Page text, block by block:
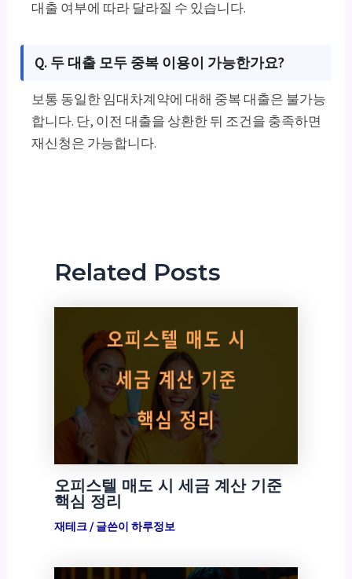
대출 여부에 따라 달라질 수 있습니다.
Q. 두 대출 모두 중복 이용이 가능한가요?
보통 동일한 임대차계약에 대해 중복 대출은 불가능
합니다. 단, 이전 대출을 상환한 뒤 조건을 충족하면
재신청은 가능합니다.
Related Posts
오피스텔 매도 시 세금 계산 기준
핵심 정리
재테크/ 글쓴이 하루정보